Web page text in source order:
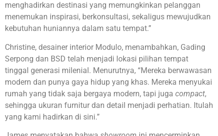
menghadirkan destinasi yang memungkinkan pelanggan
menemukan inspirasi, berkonsultasi, sekaligus mewujudkan
kebutuhan huniannya dalam satu tempat.”
Christine, desainer interior Modulo, menambahkan, Gading
Serpong dan BSD telah menjadi lokasi pilihan tempat
tinggal generasi milenial. Menurutnya, “Mereka berwawasan
modern dan punya gaya hidup yang khas. Mereka menyukai
rumah yang tidak saja bergaya modern, tapi juga compact,
sehingga ukuran furnitur dan detail menjadi perhatian. Itulah
yang kami hadirkan di sini.”